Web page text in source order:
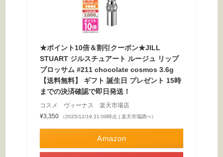
★ポイント10倍＆割引クーポン★JILL
STUART ジルスチュアート ルージュ リップ
ブロッサム #211 chocolate cosmos 3.6g
【送料無料】 ギフト 誕生日 プレゼント 15時
までの決済確認で即日発送！
コスメ ヴィーナス 楽天市場店
¥3,350
（2025/12/19 21:09時点 | 楽天市場調べ）
Amazon